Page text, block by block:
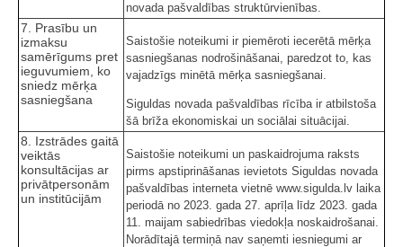
novada pašvaldības struktūrvienības.
7. Prasību un
izmaksu
samērīgums pret
ieguvumiem, ko
sniedz mērķa
sasniegšana
Saistošie noteikumi ir piemēroti iecerētā mērķa
sasniegšanas nodrošināšanai, paredzot to, kas
vajadzīgs minētā mērķa sasniegšanai.
Siguldas novada pašvaldības rīcība ir atbilstoša
šā brīža ekonomiskai un sociālai situācijai.
8. Izstrādes gaitā
veiktās
konsultācijas ar
privātpersonām
un institūcijām
Saistošie noteikumi un paskaidrojuma raksts
pirms apstiprināšanas ievietots Siguldas novada
pašvaldības interneta vietnē www.sigulda.lv laika
periodā no 2023. gada 27. aprīļa līdz 2023. gada
11. maijam sabiedrības viedokļa noskaidrošanai.
Norādītajā termiņā nav saņemti iesniegumi ar